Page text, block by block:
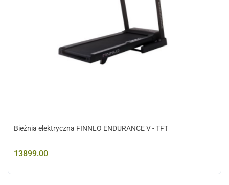
Bieżnia elektryczna FINNLO ENDURANCE V - TFT
13899.00